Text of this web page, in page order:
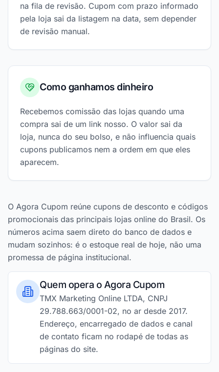
na fila de revisão. Cupom com prazo informado
pela loja sai da listagem na data, sem depender
de revisão manual.
Como ganhamos dinheiro
Recebemos comissão das lojas quando uma
compra sai de um link nosso. O valor sai da
loja, nunca do seu bolso, e não influencia quais
cupons publicamos nem a ordem em que eles
aparecem.
O Agora Cupom reúne cupons de desconto e códigos
promocionais das principais lojas online do Brasil. Os
números acima saem direto do banco de dados e
mudam sozinhos: é o estoque real de hoje, não uma
promessa de página institucional.
Quem opera o Agora Cupom
TMX Marketing Online LTDA, CNPJ
29.788.663/0001-02, no ar desde 2017.
Endereço, encarregado de dados e canal
de contato ficam no rodapé de todas as
páginas do site.